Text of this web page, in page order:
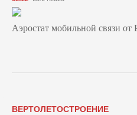
Аэростат мобильной связи от
ВЕРТОЛЕТОСТРОЕНИЕ